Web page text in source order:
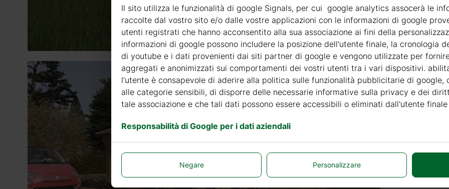
Il sito utilizza le funzionalità di google Signals, per cui google analytics assocerà le
raccolte dal vostro sito e/o dalle vostre applicazioni con le informazioni di google
utenti registrati che hanno acconsentito alla sua associazione ai fini della
informazioni di google possono includere la posizione dell'utente finale, la cronologia
di youtube e i dati provenienti dai siti partner di google e vengono utilizzate per
aggregati e anonimizzati sui comportamenti dei vostri utenti tra i vari dispositivi.
l'utente è consapevole di aderire alla politica sulle funzionalità pubblicitarie di google,
alle categorie sensibili, di disporre delle necessarie informative sulla privacy e dei
tale associazione e che tali dati possono essere accessibili o eliminati dall'utente
Responsabilità di Google per i dati aziendali
Negare Personalizzare